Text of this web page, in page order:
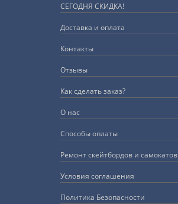
СЕГОДНЯ СКИДКА!
Доставка и оплата
Контакты
Отзывы
Как сделать заказ?
О нас
Способы оплаты
Ремонт скейтбордов и самокатов
Условия соглашения
Политика Безопасности